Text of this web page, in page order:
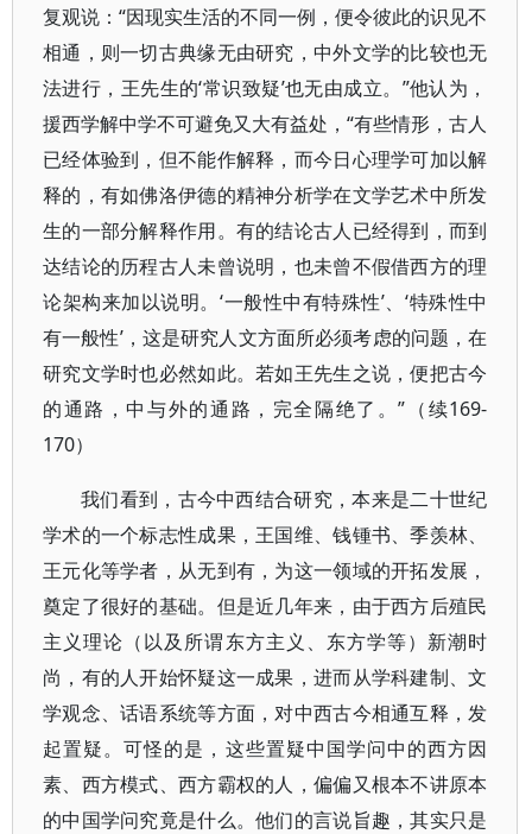
复观说：“因现实生活的不同一例，便令彼此的识见不
相通，则一切古典缘无由研究，中外文学的比较也无
法进行，王先生的‘常识致疑’也无由成立。”他认为，
援西学解中学不可避免又大有益处，“有些情形，古人
已经体验到，但不能作解释，而今日心理学可加以解
释的，有如佛洛伊德的精神分析学在文学艺术中所发
生的一部分解释作用。有的结论古人已经得到，而到
达结论的历程古人未曾说明，也未曾不假借西方的理
论架构来加以说明。‘一般性中有特殊性’、‘特殊性中
有一般性’，这是研究人文方面所必须考虑的问题，在
研究文学时也必然如此。若如王先生之说，便把古今
的通路，中与外的通路，完全隔绝了。”（续169-
170）
我们看到，古今中西结合研究，本来是二十世纪
学术的一个标志性成果，王国维、钱锺书、季羡林、
王元化等学者，从无到有，为这一领域的开拓发展，
奠定了很好的基础。但是近几年来，由于西方后殖民
主义理论（以及所谓东方主义、东方学等）新潮时
尚，有的人开始怀疑这一成果，进而从学科建制、文
学观念、话语系统等方面，对中西古今相通互释，发
起置疑。可怪的是，这些置疑中国学问中的西方因
素、西方模式、西方霸权的人，偏偏又根本不讲原本
的中国学问究竟是什么。他们的言说旨趣，其实只是